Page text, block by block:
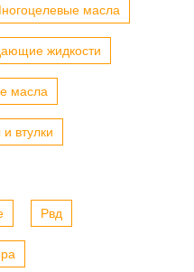
масла
жидкости
масла
втулки
Рвд